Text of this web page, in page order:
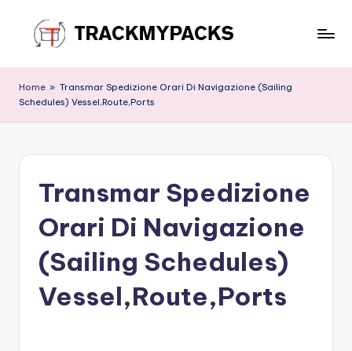
content
r
a
M
Home » Transmar Spedizione Orari Di Navigazione (Sailing
Schedules) Vessel,Route,Ports
Transmar Spedizione
Orari Di Navigazione
(Sailing Schedules)
Vessel,Route,Ports